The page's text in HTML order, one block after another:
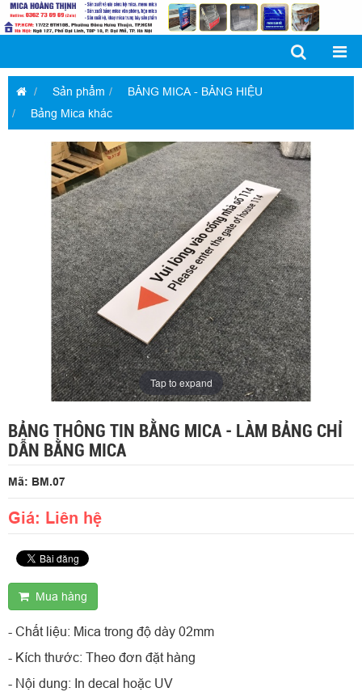
Sản phẩm
BẢNG MICA - BẢNG HIỆU
Bảng Mica khác
Tap to expand
BẢNG THÔNG TIN BẰNG MICA - LÀM BẢNG CHỈ
DẪN BẰNG MICA
Mã: BM.07
Giá: Liên hệ
Mua hàng
- Chất liệu: Mica trong độ dày 02mm
- Kích thước: Theo đơn đặt hàng
- Nội dung: In decal hoặc UV